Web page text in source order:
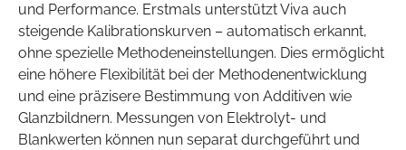
und Performance. Erstmals unterstützt Viva auch
steigende Kalibrationskurven – automatisch erkannt,
ohne spezielle Methodeneinstellungen. Dies ermöglicht
eine höhere Flexibilität bei der Methodenentwicklung
und eine präzisere Bestimmung von Additiven wie
Glanzbildnern. Messungen von Elektrolyt- und
Blankwerten können nun separat durchgeführt und